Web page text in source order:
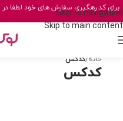
Skip to navigation
Skip to main content
برای کد رهگیری سفارش های خود لطفا در
خانه/کدکس
کدکس